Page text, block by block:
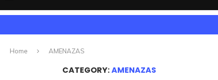
Home AMENAZAS
CATEGORY:AMENAZAS